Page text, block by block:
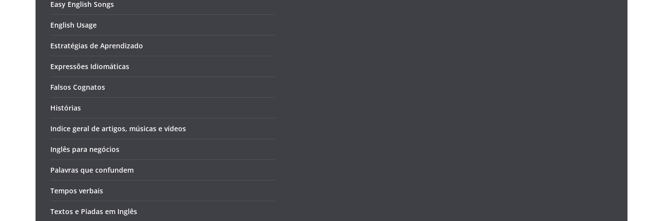
Easy English Songs
English Usage
Estratégias de Aprendizado
Expressões Idiomáticas
Falsos Cognatos
Histórias
Indice geral de artigos, músicas e vídeos
Inglês para negócios
Palavras que confundem
Tempos verbais
Textos e Piadas em Inglês